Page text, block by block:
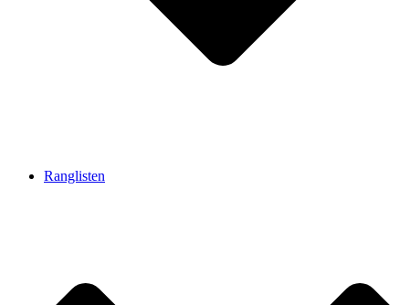
Ranglisten